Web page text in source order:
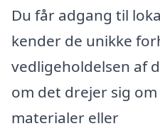
Du får adgang til
kender de unikke
vedligeholdelsen af
om det drejer sig
materialer eller